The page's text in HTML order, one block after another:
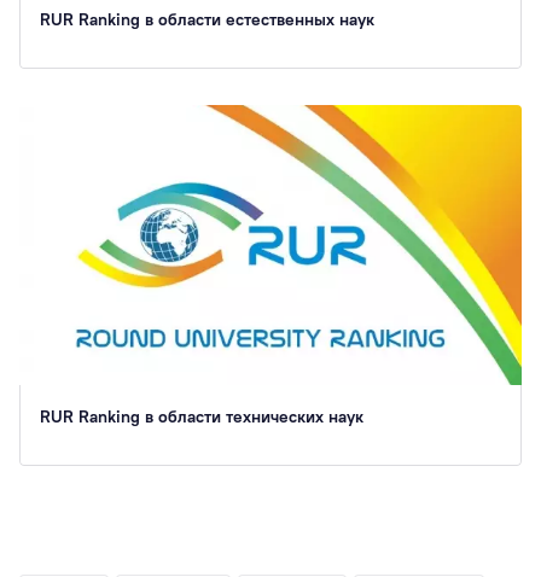
RUR Ranking в области естественных наук
RUR Ranking в области технических наук